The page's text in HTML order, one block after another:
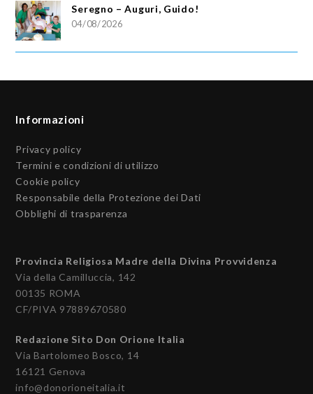
Seregno – Auguri, Guido!
04/08/2026
Informazioni
Privacy policy
Termini e condizioni di utilizzo
Cookie policy
Responsabile della Protezione dei Dati
Obblighi di trasparenza
Provincia Religiosa Madre della Divina Provvidenza
Via della Camilluccia, 142
00135 ROMA
CF/PIVA 97889670580
Redazione Sito Don Orione Italia
Via Bartolomeo Bosco, 14
16121 Genova
info@donorioneitalia.it